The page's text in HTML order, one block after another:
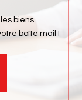
biens
boîte mail !